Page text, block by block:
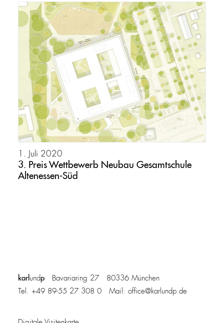
1. Juli 2020
3. Preis Wettbewerb Neubau Gesamtschule
Altenessen-Süd
karl undp Bavariaring 27 80336 München
Tel. +49 89-55 27 308 0 Mail: office@karlundp.de